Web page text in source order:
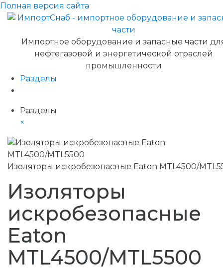
Полная версия сайта
Импортное оборудование и запасные части
нефтегазовой и энергетической отраслей
промышленности
Разделы
Разделы
×
Изоляторы искробезопасные Eaton MTL4500/
Изоляторы
искробезопасные
Eaton
MTL4500/MTL5500